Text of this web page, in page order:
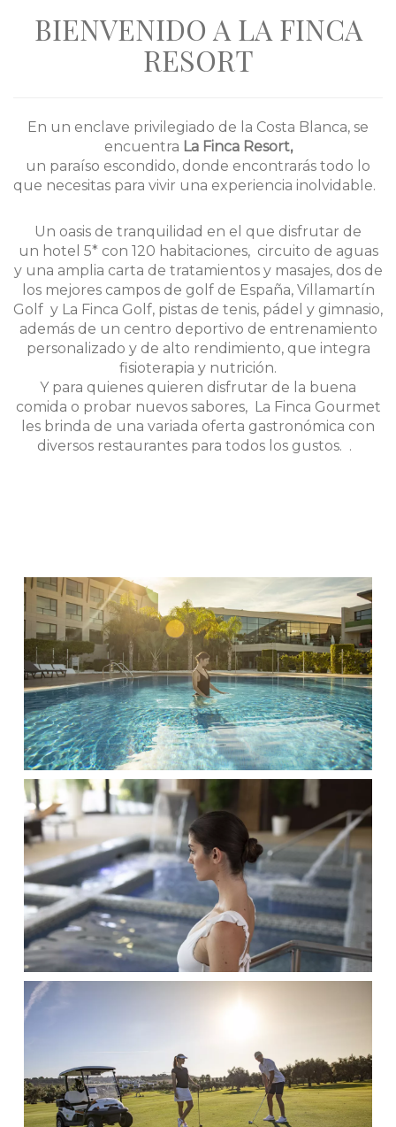
BIENVENIDO A LA FINCA
RESORT
En un enclave privilegiado de la Costa Blanca, se
encuentra La Finca Resort,
un paraíso escondido, donde encontrarás todo lo
que necesitas para vivir una experiencia inolvidable.
Un oasis de tranquilidad en el que disfrutar de
un hotel 5* con 120 habitaciones, circuito de aguas
y una amplia carta de tratamientos y masajes, dos de
los mejores campos de golf de España, Villamartín
Golf y La Finca Golf, pistas de tenis, pádel y gimnasio,
además de un centro deportivo de entrenamiento
personalizado y de alto rendimiento, que integra
fisioterapia y nutrición.
Y para quienes quieren disfrutar de la buena
comida o probar nuevos sabores, La Finca Gourmet
les brinda de una variada oferta gastronómica con
diversos restaurantes para todos los gustos. .